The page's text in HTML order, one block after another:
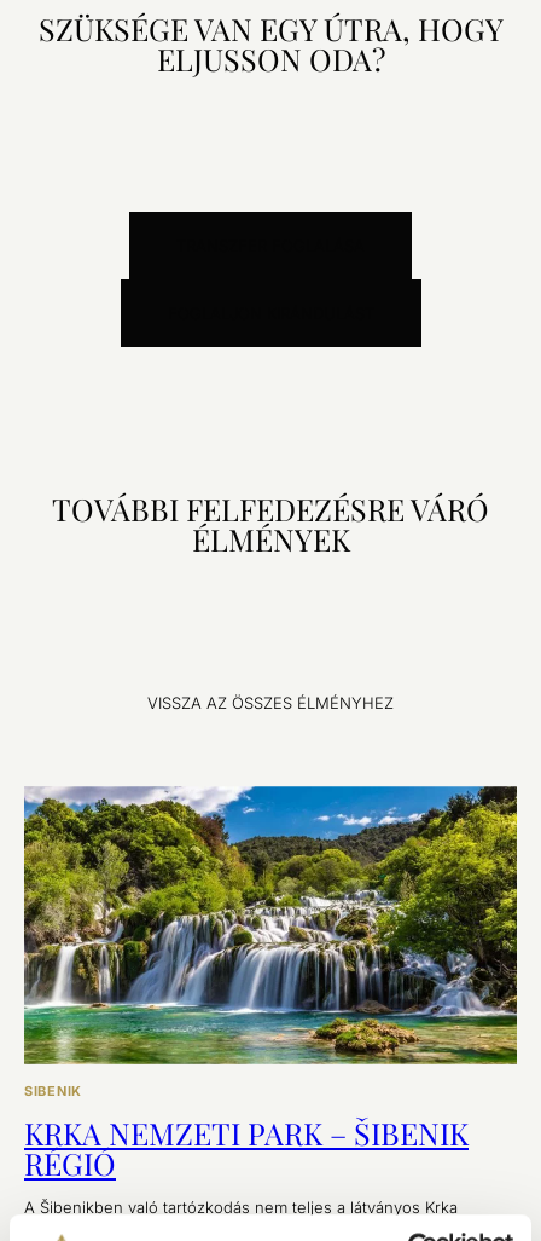
SZÜKSÉGE VAN EGY ÚTRA, HOGY
ELJUSSON ODA?
TOVÁBBI FELFEDEZÉSRE VÁRÓ
ÉLMÉNYEK
VISSZA AZ ÖSSZES ÉLMÉNYHEZ
SIBENIK
KRKA NEMZETI PARK – ŠIBENIK
RÉGIÓ
A Šibenikben való tartózkodás nem teljes a látványos Krka